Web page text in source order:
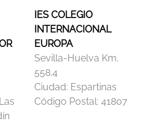
IES COLEGIO
INTERNACIONAL
EUROPA
Sevilla-Huelva Km.
558.4
Ciudad: Espartinas
Código Postal: 41807